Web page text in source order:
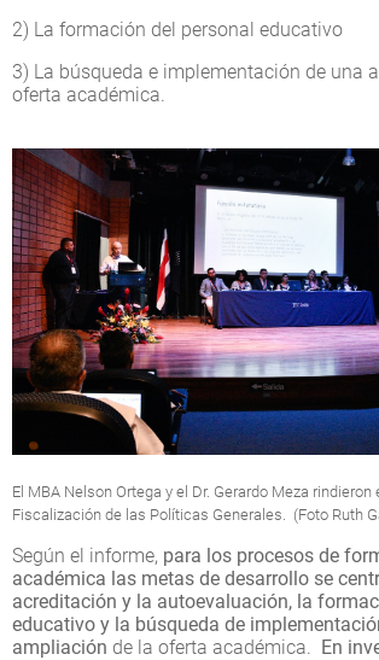
2) La formación del personal educativo
3) La búsqueda e implementación de una
oferta académica.
El MBA Nelson Ortega y el Dr. Gerardo Meza rindieron
Fiscalización de las Políticas Generales. (Foto Ruth
Según el informe, para los procesos de
académica las metas de desarrollo se
acreditación y la autoevaluación, la
educativo y la búsqueda de
ampliación de la oferta académica. En